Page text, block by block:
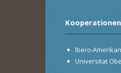
Kooperationen
Ibero-
Universitat